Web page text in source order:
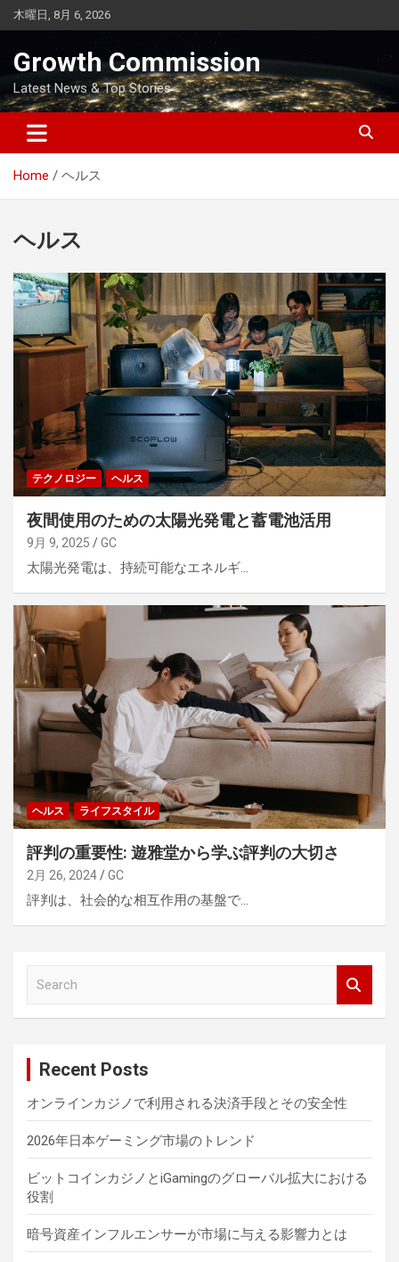
Skip
to
木曜日, 8月 6, 2026
Growth Commission
Latest News & Top Stories
Home ヘルス
ヘルス
テクノロジー ヘルス
夜間使用のための太陽光発電と蓄電池活用
9月 9, 2025 GC
太陽光発電は、持続可能なエネルギ…
ヘルス ライフスタイル
評判の重要性: 遊雅堂から学ぶ評判の大切さ
2月 26, 2024 GC
評判は、社会的な相互作用の基盤で…
Recent Posts
オンラインカジノで利用される決済手段とその安全性
2026年日本ゲーミング市場のトレンド
ビットコインカジノとiGamingのグローバル拡大における
役割
暗号資産インフルエンサーが市場に与える影響力とは